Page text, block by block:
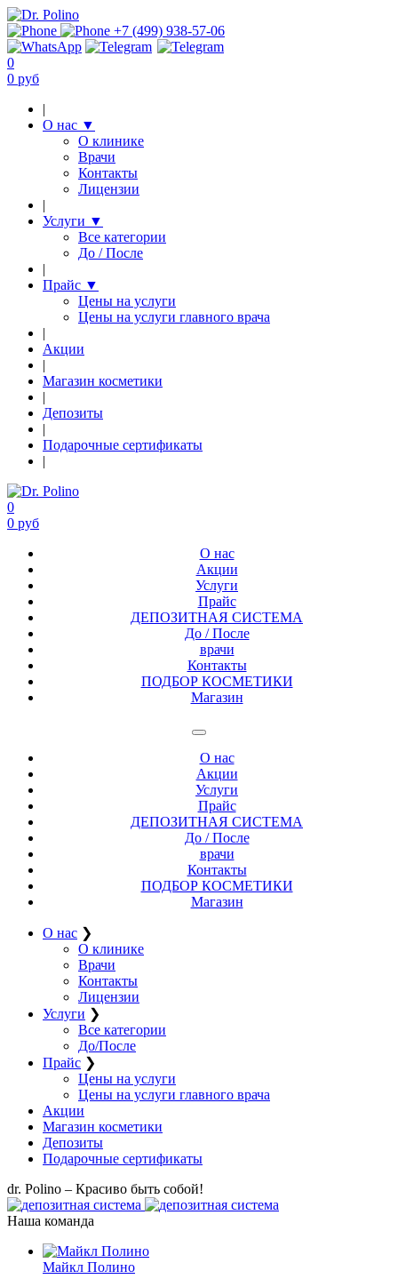
+7 (499) 938-57-06
0
0 руб
|
О нас ▼
О клинике
Врачи
Контакты
Лицензии
|
Услуги ▼
Все категории
До / После
|
Прайс ▼
Цены на услуги
Цены на услуги главного врача
|
Акции
|
Магазин косметики
|
Депозиты
|
Подарочные сертификаты
|
0
0 руб
О нас
Акции
Услуги
Прайс
ДЕПОЗИТНАЯ СИСТЕМА
До / После
врачи
Контакты
ПОДБОР КОСМЕТИКИ
Магазин
О нас
Акции
Услуги
Прайс
ДЕПОЗИТНАЯ СИСТЕМА
До / После
врачи
Контакты
ПОДБОР КОСМЕТИКИ
Магазин
О нас ❯
О клинике
Врачи
Контакты
Лицензии
Услуги ❯
Все категории
До/После
Прайс ❯
Цены на услуги
Цены на услуги главного врача
Акции
Магазин косметики
Депозиты
Подарочные сертификаты
dr. Polino – Красиво быть собой!
Наша команда
Майкл Полино